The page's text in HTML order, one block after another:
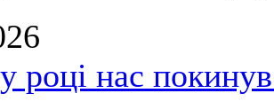
році нас